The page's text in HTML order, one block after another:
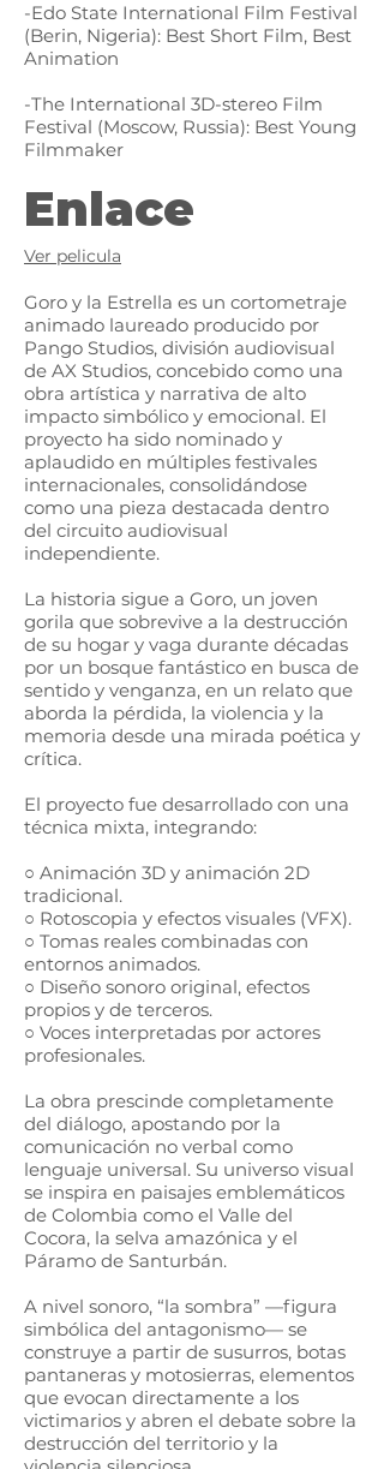
-Edo State International Film Festival
(Berin, Nigeria): Best Short Film, Best
Animation
-The International 3D-stereo Film
Festival (Moscow, Russia): Best Young
Filmmaker
Enlace
Ver pelicula
Goro y la Estrella es un cortometraje
animado laureado producido por
Pango Studios, división audiovisual
de AX Studios, concebido como una
obra artística y narrativa de alto
impacto simbólico y emocional. El
proyecto ha sido nominado y
aplaudido en múltiples festivales
internacionales, consolidándose
como una pieza destacada dentro
del circuito audiovisual
independiente.
La historia sigue a Goro, un joven
gorila que sobrevive a la destrucción
de su hogar y vaga durante décadas
por un bosque fantástico en busca de
sentido y venganza, en un relato que
aborda la pérdida, la violencia y la
memoria desde una mirada poética y
crítica.
El proyecto fue desarrollado con una
técnica mixta, integrando:
○ Animación 3D y animación 2D
tradicional.
○ Rotoscopia y efectos visuales (VFX).
○ Tomas reales combinadas con
entornos animados.
○ Diseño sonoro original, efectos
propios y de terceros.
○ Voces interpretadas por actores
profesionales.
La obra prescinde completamente
del diálogo, apostando por la
comunicación no verbal como
lenguaje universal. Su universo visual
se inspira en paisajes emblemáticos
de Colombia como el Valle del
Cocora, la selva amazónica y el
Páramo de Santurbán.
A nivel sonoro, “la sombra” —figura
simbólica del antagonismo— se
construye a partir de susurros, botas
pantaneras y motosierras, elementos
que evocan directamente a los
victimarios y abren el debate sobre la
destrucción del territorio y la